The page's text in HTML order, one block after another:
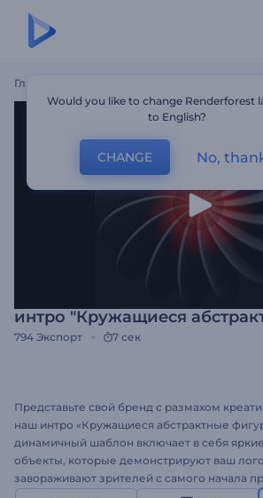
Главная Интро "Кружащиеся
интро "Кружащиеся
794 Экспорт 7 сек
Представьте свой бренд с размахом
наш интро «Кружащиеся абстрактные
динамичный шаблон включает в себя
объекты, которые демонстрируют ваш
завораживают зрителей с самого начала
Would you like to change Renderforest
to English?
CHANGE No,